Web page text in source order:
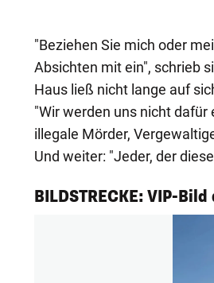
"Beziehen Sie mich oder
Absichten mit ein", schrieb
Haus ließ nicht lange auf
"Wir werden uns nicht
illegale Mörder,
Und weiter: "Jeder, der
BILDSTRECKE: VIP-
1/144